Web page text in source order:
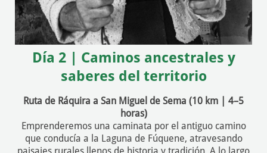
Día 2 | Caminos ancestrales y
saberes del territorio
Ruta de Ráquira a San Miguel de Sema (10 km | 4–5
horas)
Emprenderemos una caminata por el antiguo camino
que conducía a la Laguna de Fúquene, atravesando